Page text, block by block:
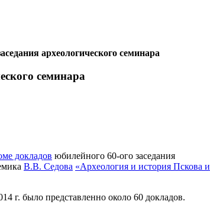
археологического семинара
семинара
докладов юбилейного 60-ого заседания
В.В. Седова «Археология и история Пскова и
г. было представленно около 60 докладов.